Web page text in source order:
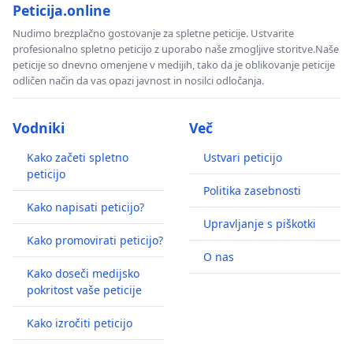
Peticija.online
Nudimo brezplačno gostovanje za spletne peticije. Ustvarite
profesionalno spletno peticijo z uporabo naše zmogljive storitve.Naše
peticije so dnevno omenjene v medijih, tako da je oblikovanje peticije
odličen način da vas opazi javnost in nosilci odločanja.
Vodniki
Kako začeti spletno
peticijo
Kako napisati peticijo?
Kako promovirati peticijo?
Kako doseči medijsko
pokritost vaše peticije
Kako izročiti peticijo
Več
Ustvari peticijo
Politika zasebnosti
Upravljanje s piškotki
O nas